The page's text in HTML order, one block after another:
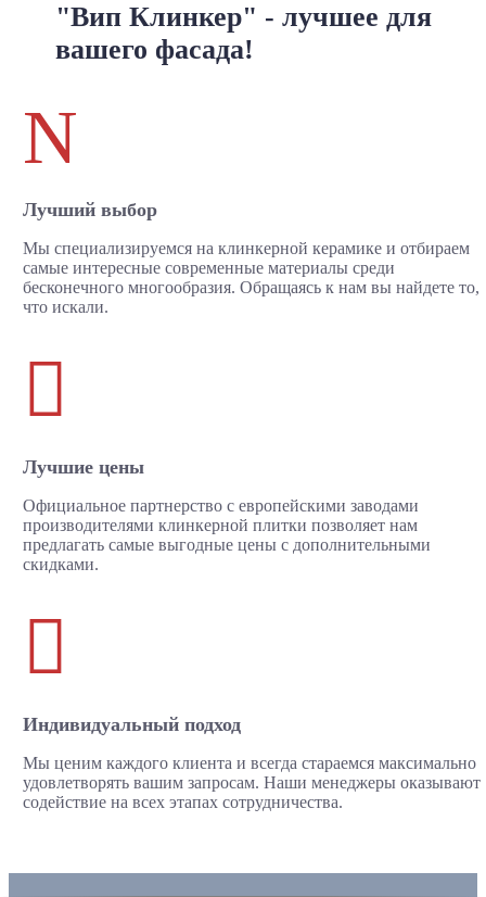
"Вип Клинкер" - лучшее для
вашего фасада!
N
Лучший выбор
Мы специализируемся на клинкерной керамике и отбираем
самые интересные современные материалы среди
бесконечного многообразия. Обращаясь к нам вы найдете то,
что искали.

Лучшие цены
Официальное партнерство с европейскими заводами
производителями клинкерной плитки позволяет нам
предлагать самые выгодные цены с дополнительными
скидками.

Индивидуальный подход
Мы ценим каждого клиента и всегда стараемся максимально
удовлетворять вашим запросам. Наши менеджеры оказывают
содействие на всех этапах сотрудничества.